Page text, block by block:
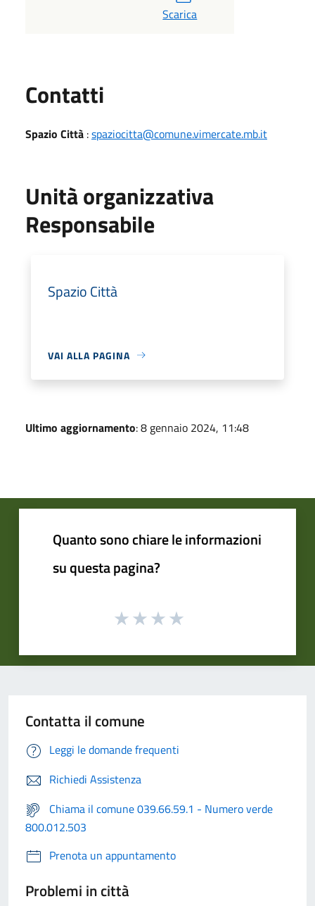
Scarica
Contatti
Spazio Città :spaziocitta@comune.vimercate.mb.it
Unità organizzativa
Responsabile
Spazio Città
VAI ALLA PAGINA
Ultimo aggiornamento: 8 gennaio 2024, 11:48
Quanto sono chiare le informazioni
su questa pagina?
Contatta il comune
Leggi le domande frequenti
Richiedi Assistenza
Chiama il comune 039.66.59.1 - Numero verde
800.012.503
Prenota un appuntamento
Problemi in città